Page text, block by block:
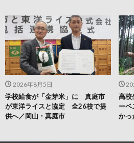
高
ー
かっ
2026年8月5日
学校給食が「金芽米」に 真庭市
が東洋ライスと協定 全26校で提
供へ／岡山・真庭市